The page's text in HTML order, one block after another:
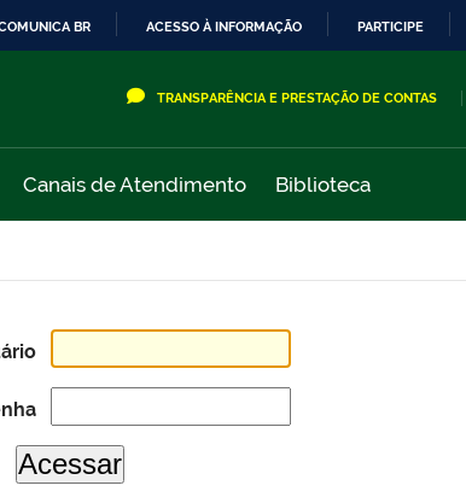
BR ACESSO À INFORMAÇÃO PARTICIPE
TRANSPARÊNCIA E PRESTAÇÃO DE CONTAS
Canais de Atendimento Biblioteca